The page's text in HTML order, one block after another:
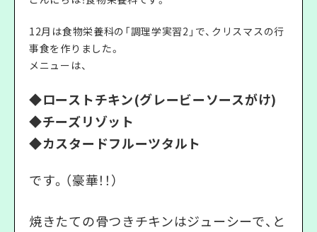
12月は食物栄養科の「調理学実習2」で、クリスマスの行
事食を作りました。
メニューは、
◆ローストチキン(グレービーソースがけ)
◆チーズリゾット
◆カスタードフルーツタルト
です。（豪華！！）
焼きたての骨つきチキンはジューシーで、と